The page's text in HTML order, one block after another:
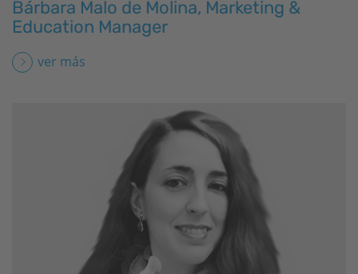
Bárbara Malo de Molina, Marketing &
Education Manager
ver más